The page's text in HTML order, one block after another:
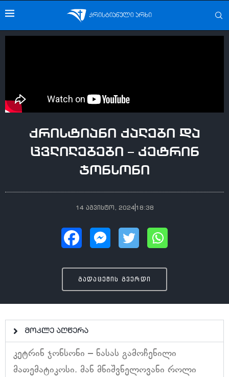
ქრისტიანი ქალები და
ცვლილებები – კეტრინ
ჯონსონი
14 აგვისტო, 202418:38
გადაცემის გვერდი
მოკლე აღწერა
კეტრინ ჯონსონი – ნასას გამოჩენილი
მათემატიკოსი. მან მნიშვნელოვანი როლი